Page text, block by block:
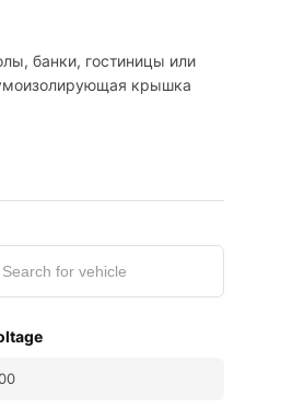
банки, гостиницы или
крышка